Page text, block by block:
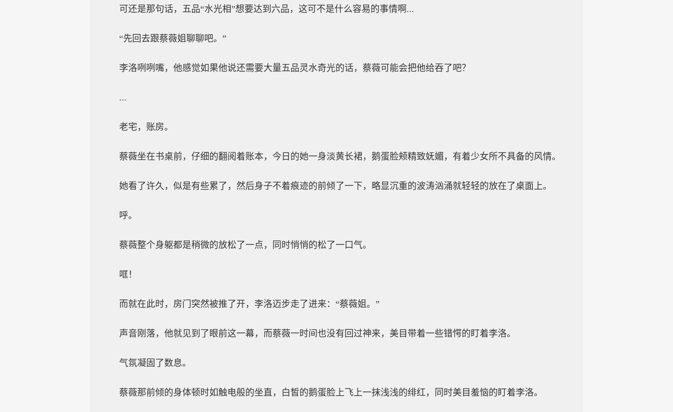
可还是那句话，五品“水光相”想要达到六品，这可不是什么容易的事情啊...
“先回去跟蔡薇姐聊聊吧。”
李洛咧咧嘴，他感觉如果他说还需要大量五品灵水奇光的话，蔡薇可能会把他给吞了吧？
...
老宅，账房。
蔡薇坐在书桌前，仔细的翻阅着账本，今日的她一身淡黄长裙，鹅蛋脸颊精致妩媚，有着少女所不具备的风情。
她看了许久，似是有些累了，然后身子不着痕迹的前倾了一下，略显沉重的波涛汹涌就轻轻的放在了桌面上。
呼。
蔡薇整个身躯都是稍微的放松了一点，同时悄悄的松了一口气。
哐！
而就在此时，房门突然被推了开，李洛迈步走了进来：“蔡薇姐。”
声音刚落，他就见到了眼前这一幕，而蔡薇一时间也没有回过神来，美目带着一些错愕的盯着李洛。
气氛凝固了数息。
蔡薇那前倾的身体顿时如触电般的坐直，白皙的鹅蛋脸上飞上一抹浅浅的绯红，同时美目羞恼的盯着李洛。